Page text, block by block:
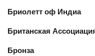
Бриолетт оф Индиа
Британская
Бронза